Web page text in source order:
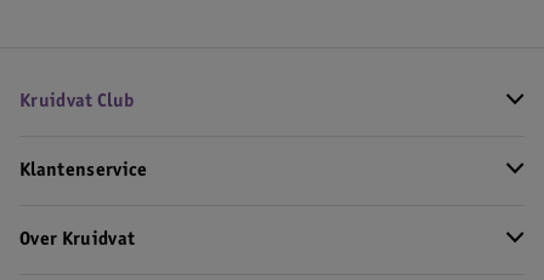
Kruidvat Club
Klantenservice
Over Kruidvat